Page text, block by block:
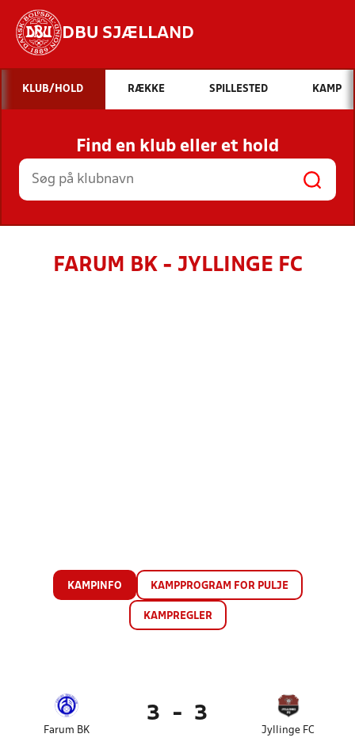
DBU SJÆLLAND
Hvad vil du søge efter?
INDHOLD OG NYHEDER
STILLINGER, RESULTATER, KLUBBER OG
HOLD
KLUB/HOLD RÆKKE SPILLESTED KAMP
Find en klub eller et hold
FARUM BK - JYLLINGE FC
KAMPINFO KAMPPROGRAM FOR PULJE
KAMPREGLER
Farum BK
3 - 3
Jyllinge FC